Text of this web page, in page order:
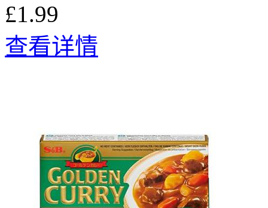
£1.99
查看详情